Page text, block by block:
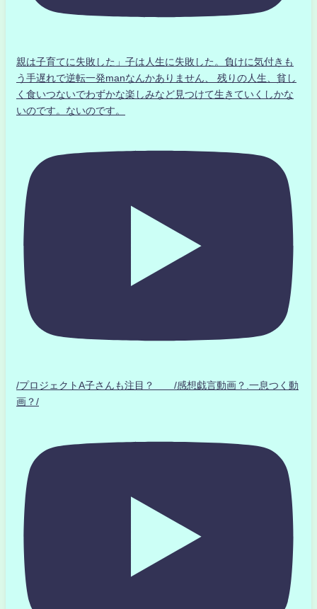
親は子育てに失敗した」子は人生に失敗した。負けに気付きも
う手遅れで逆転一発manなんかありません、 残りの人生、貧し
く食いつないでわずかな楽しみなど見つけて生きていくしかな
いのです。ないのです。
/プロジェクトA子さんも注目？ /感想戯言動画？.一息つく動
画？/